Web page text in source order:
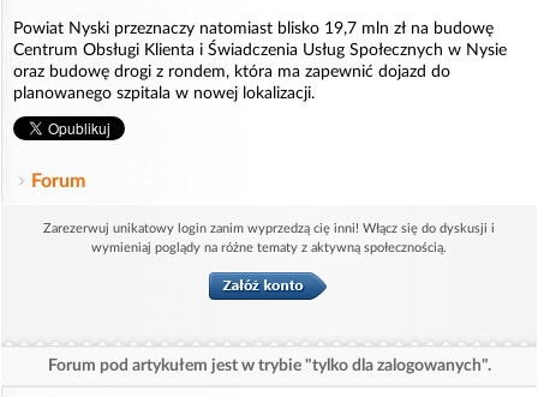
Powiat Nyski przeznaczy natomiast blisko 19,7 mln zł na budowę
Centrum Obsługi Klienta i Świadczenia Usług Społecznych w Nysie
oraz budowę drogi z rondem, która ma zapewnić dojazd do
planowanego szpitala w nowej lokalizacji.
Forum
Zarezerwuj unikatowy login zanim wyprzedzą cię inni! Włącz się do dyskusji i
wymieniaj poglądy na różne tematy z aktywną społecznością.
Forum pod artykułem jest w trybie "tylko dla zalogowanych".